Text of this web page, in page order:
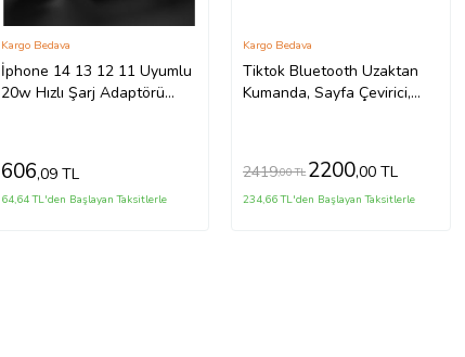
İphone 14 13 12 11 Uyumlu
20w Hızlı Şarj Adaptörü
Kargo Bedava
606,09 TL
64,64 TL'den Başlayan Taksitlerle
Tiktok Bluetooth Uzaktan
Kumanda, Sayfa Çevirici,
Kargo Bedava
2419,00 TL 2200,00 TL
234,66 TL'den Başlayan Taksitlerle